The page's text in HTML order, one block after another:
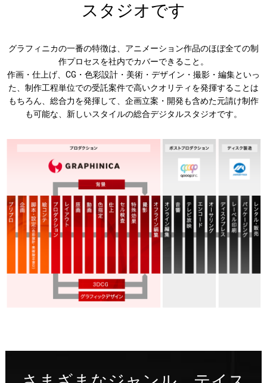
スタジオです
グラフィニカの一番の特徴は、アニメーション作品のほぼ全ての制
作プロセスを社内でカバーできること。
作画・仕上げ、CG・色彩設計・美術・デザイン・撮影・編集といっ
た、制作工程単位での受託案件で高いクオリティを発揮することは
もちろん、総合力を発揮して、企画立案・開発も含めた元請け制作
も可能な、新しいスタイルの総合デジタルスタジオです。